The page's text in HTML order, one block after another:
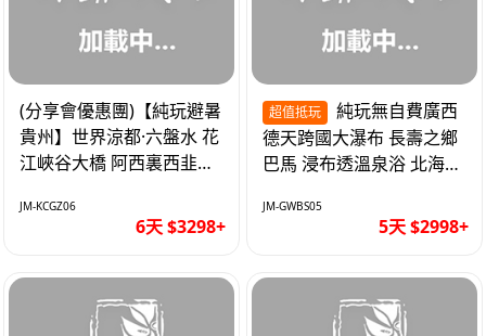
(分享會優惠團)【純玩避暑
貴州】世界涼都·六盤水 花
江峽谷大橋 阿西裏西韭菜
JM-KCGZ06
6天 $3298+
超值抵玩
德天跨國大瀑布 長壽之鄉
巴馬 浸布透溫泉浴 北海銀
JM-GWBS05
5天 $2998+